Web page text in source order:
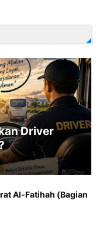
Driver
Al-Fatihah (Bagian